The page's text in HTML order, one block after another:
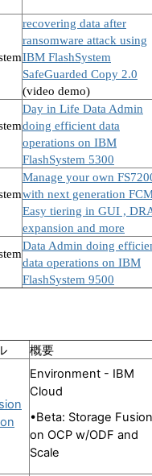
recovering data after
ransomware attack using
IBM FlashSystem
SafeGuarded Copy 2.0
(video demo)
Day in Life Data Admin
doing efficient data
operations on IBM
FlashSystem 5300
Manage your own
with next generation
Easy tiering in GUI ,
expansion and more
Data Admin doing
data operations on IBM
FlashSystem 9500
概要
Environment - IBM
Cloud
•Beta: Storage Fusion
on OCP w/ODF and
Scale